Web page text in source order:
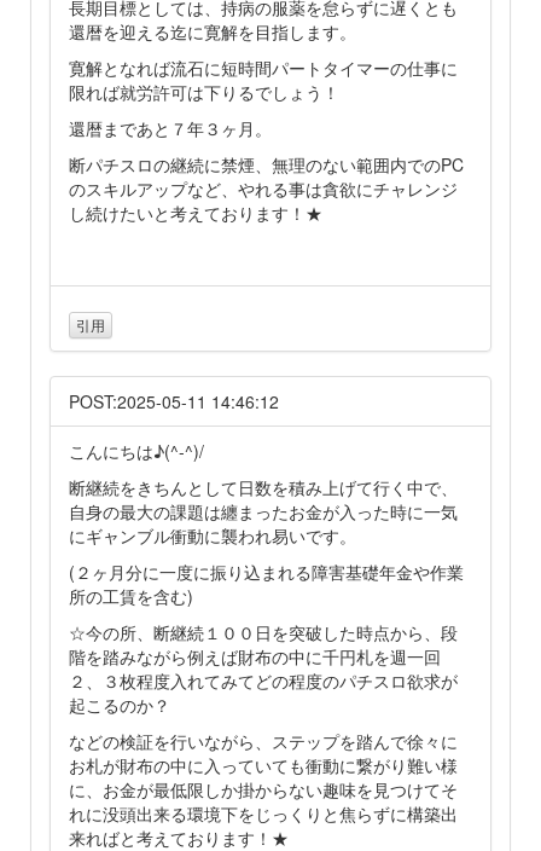
長期目標としては、持病の服薬を怠らずに遅くとも
還暦を迎える迄に寛解を目指します。
寛解となれば流石に短時間パートタイマーの仕事に
限れば就労許可は下りるでしょう！
還暦まであと７年３ヶ月。
断パチスロの継続に禁煙、無理のない範囲内でのPC
のスキルアップなど、やれる事は貪欲にチャレンジ
し続けたいと考えております！★
引用
POST:2025-05-11 14:46:12
こんにちは♪(^-^)/
断継続をきちんとして日数を積み上げて行く中で、
自身の最大の課題は纏まったお金が入った時に一気
にギャンブル衝動に襲われ易いです。
(２ヶ月分に一度に振り込まれる障害基礎年金や作業
所の工賃を含む)
☆今の所、断継続１００日を突破した時点から、段
階を踏みながら例えば財布の中に千円札を週一回
２、３枚程度入れてみてどの程度のパチスロ欲求が
起こるのか？
などの検証を行いながら、ステップを踏んで徐々に
お札が財布の中に入っていても衝動に繋がり難い様
に、お金が最低限しか掛からない趣味を見つけてそ
れに没頭出来る環境下をじっくりと焦らずに構築出
来ればと考えております！★